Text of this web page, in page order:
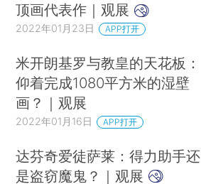
顶画代表作｜观展
2022年01月23日 APP打开
米开朗基罗与教皇的天花板：
仰着完成1080平方米的湿壁
画？｜观展
2022年01月16日 APP打开
达芬奇爱徒萨莱：得力助手还
是盗窃魔鬼？｜观展